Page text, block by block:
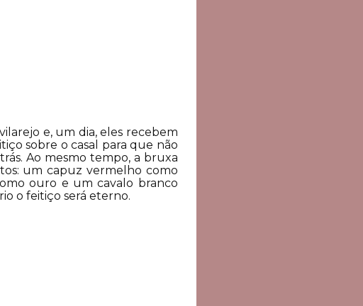
e, um dia, eles recebem
sobre o casal para que não
Ao mesmo tempo, a bruxa
um capuz vermelho como
ouro e um cavalo branco
o feitiço será eterno.